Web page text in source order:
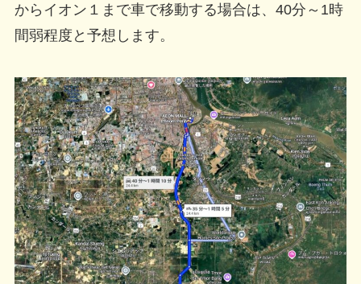
からイオン１まで車で移動する場合は、40分～1時
間弱程度と予想します。